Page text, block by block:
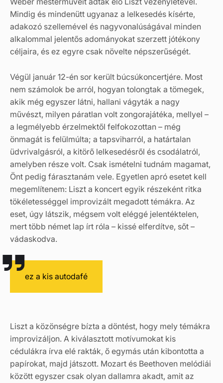
Mindig és mindenütt ugyanaz a lelkesedés kísérte,
adakozó szellemével és nagyvonalúságával minden
alkalommal jelentős adományokat szerzett jótékony
céljaira, és ez egyre csak növelte népszerűségét.
Végül január 12-én sor került búcsúkoncertjére. Most
nem számolok be arról, hogyan tolongtak a tömegek,
akik még egyszer látni, hallani vágyták a nagy
művészt, milyen páratlan volt zongorajátéka, mellyel –
a legmélyebb érzelmektől felfokozottan – még
önmagát is felülmúlta; a tapsviharról, a határtalan
üdvrivalgásról, a kitörő lelkesedésről és csodálatról,
amelyben része volt. Csak ismételni tudnám magamat,
Önt pedig fárasztanám vele. Egyetlen apró esetet kell
megemlítenem: Liszt a koncert egyik részeként ritka
tökéletességgel improvizált megadott témákra. Az
eset, úgy látszik, mégsem volt eléggé jelentéktelen,
mert több német lap írt róla – kissé elferdítve, sőt –
vádaskodva.
ez a kis autodafé
Liszt a közönségre bízta a döntést, hogy mely témákra
improvizáljon. A kiválasztott motívumokat kis
cédulákra írva elé rakták, ő egymás után kibontotta a
papírokat, majd játszott. Mozart és Beethoven melódiái
között egyszer csak olyan dallamra akadt, amit az